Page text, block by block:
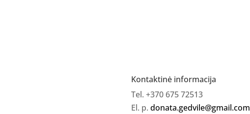
Kontaktinė informacija
Tel. +370 675 72513
El. p. donata.gedvile@gmail.com